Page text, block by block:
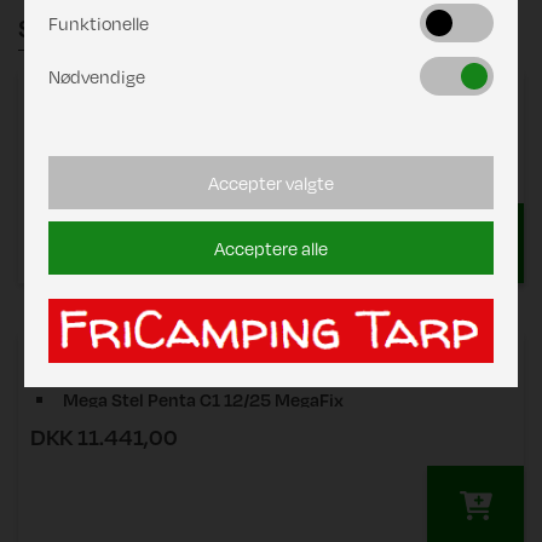
Stænger
Zinox Mega Pentabestår af:
Mega Stel Penta C1 12/25 MegaFix
Mega Stel Penta C2 12/25. MegaFix
DKK 11.441,00
Funktionelle
Nødvendige
Accepter valgte
Acceptere alle